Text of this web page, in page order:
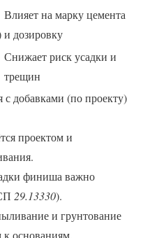
Влияет на марку цемента
и дозировку
Снижает риск усадки и
трещин
с добавками (по проекту)
проектом и
финиша важно
29.13330).
и грунтование
основаниям.